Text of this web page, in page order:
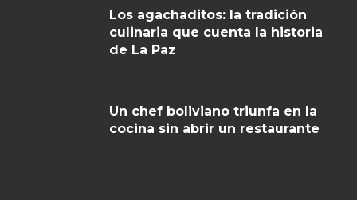
Los agachaditos: la tradición
culinaria que cuenta la historia
de La Paz
Un chef boliviano triunfa en la
cocina sin abrir un restaurante